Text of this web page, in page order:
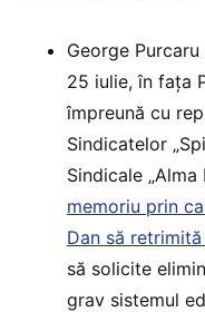
George
25 iulie, în fața
împreună cu
Sindicatelor
Sindicale
memoriu prin
Dan să
să solicite
grav sistemul